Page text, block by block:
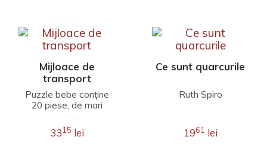
Mijloace de
transport
Puzzle bebe conține
20 piese, de mari
pentru copiii cu
vârsta peste 18 luni.
3315 lei
Ce sunt quarcurile
Ruth Spiro
1961 lei